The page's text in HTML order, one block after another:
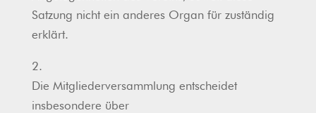
Satzung nicht ein anderes Organ für zuständig
erklärt.
2.
Die Mitgliederversammlung entscheidet
insbesondere über